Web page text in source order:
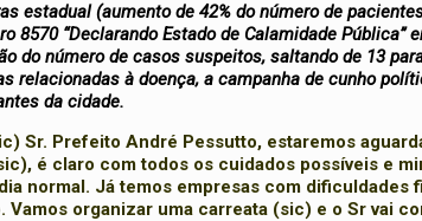
estadual (aumento de 42% do número de
8570 “Declarando Estado de Calamidade Pública”
do número de casos suspeitos, saltando de 13
relacionadas à doença, a campanha de cunho
da cidade.
Sr. Prefeito André Pessutto, estaremos
é claro com todos os cuidados possíveis e
normal. Já temos empresas com dificuldades
organizar uma carreata (sic) e o Sr vai